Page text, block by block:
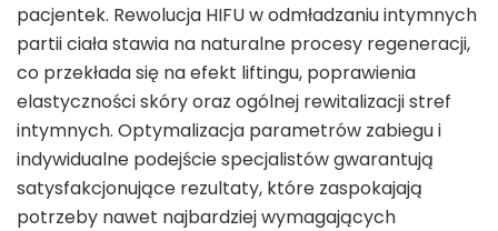
pacjentek. Rewolucja HIFU w odmładzaniu intymnych
partii ciała stawia na naturalne procesy regeneracji,
co przekłada się na efekt liftingu, poprawienia
elastyczności skóry oraz ogólnej rewitalizacji stref
intymnych. Optymalizacja parametrów zabiegu i
indywidualne podejście specjalistów gwarantują
satysfakcjonujące rezultaty, które zaspokajają
potrzeby nawet najbardziej wymagających